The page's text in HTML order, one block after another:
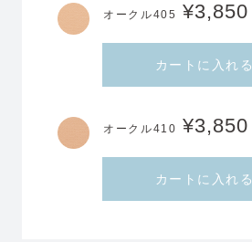
オークル405 ¥3,850
カートに入れる
オークル410 ¥3,850
カートに入れる